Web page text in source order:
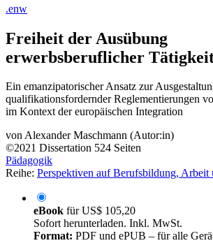
.enw
Freiheit der Ausübung
erwerbsberuflicher
Ein emanzipatorischer Ansatz zur
qualifikationsfordernder Reglementierungen
im Kontext der europäischen Integration
vonAlexander Maschmann (Autor:in)
©2021 Dissertation 524 Seiten
Pädagogik
Reihe: Perspektiven auf Berufsbildung, Arbeit
eBook fürUS$ 105,20
Sofort herunterladen. Inkl. MwSt.
Format: PDF und ePUB – für alle